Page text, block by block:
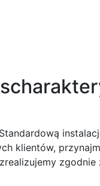
klientów,
zgodnie